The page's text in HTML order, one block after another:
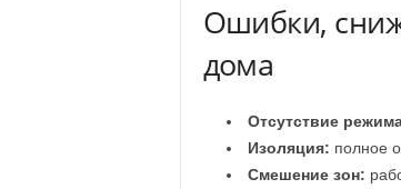
Ошибки,
дома
Отсутствие
Изоляция: полное
Смешение зон: